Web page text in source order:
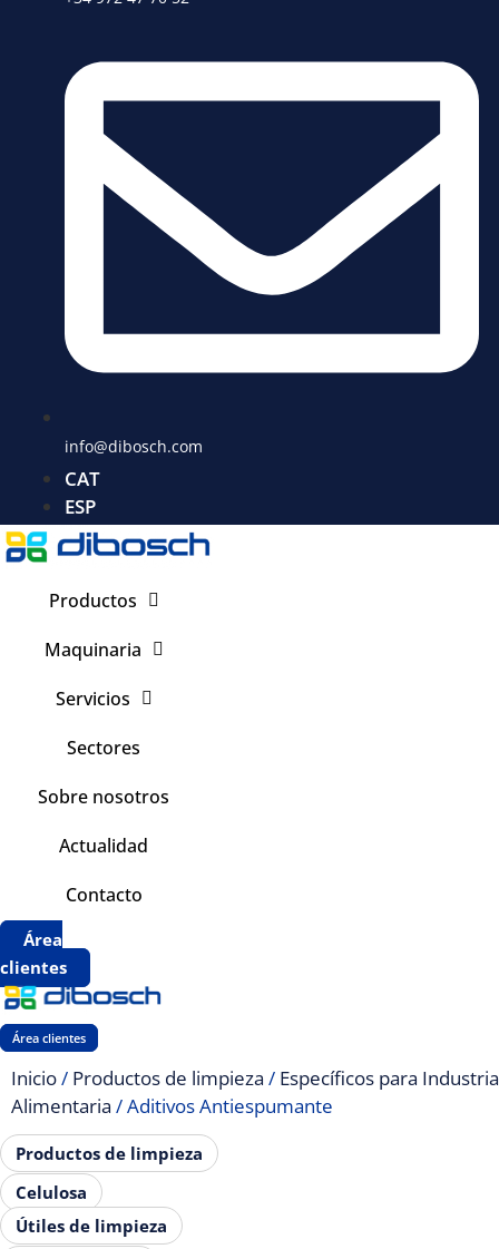
info@dibosch.com
CAT
ESP
Productos
Maquinaria
Servicios
Sectores
Sobre nosotros
Actualidad
Contacto
Área
clientes
Área clientes
Inicio/ Productos de limpieza / Específicos para Industria
Alimentaria / Aditivos Antiespumante
Productos de limpieza
Celulosa
Útiles de limpieza